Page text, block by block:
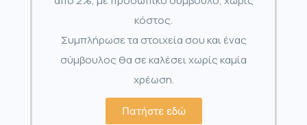
κόστος.
Συμπλήρωσε τα στοιχεία σου και ένας
σύμβουλος θα σε καλέσει χωρίς καμία
χρέωση.
Πατήστε εδώ